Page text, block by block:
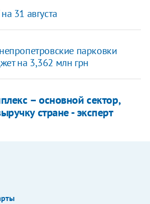
31 августа
парковки
на 3,362 млн грн
– основной сектор,
стране - эксперт